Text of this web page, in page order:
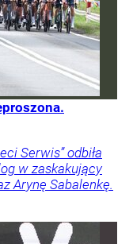
Serwis” odbiła
w zaskakujący
Arynę Sabalenkę.